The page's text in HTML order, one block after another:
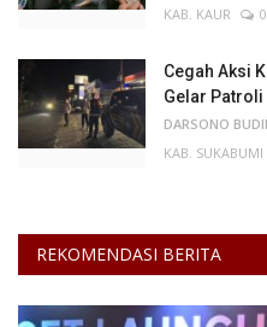
KAB. KAUR
0
Cegah Aksi
Gelar Patroli
DARSONO
KAB. SUKABUMI
REKOMENDASI BERITA